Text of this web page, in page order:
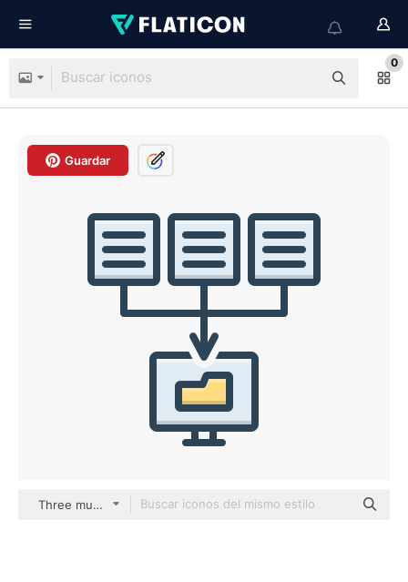
0
Guardar
Three musketeers color lineal-color